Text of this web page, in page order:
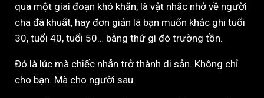
qua một giai đoạn khó khăn, là vật nhắc nhở về người
cha đã khuất, hay đơn giản là bạn muốn khắc ghi tuổi
30, tuổi 40, tuổi 50… bằng thứ gì đó trường tồn.
Đó là lúc mà chiếc nhẫn trở thành di sản. Không chỉ
cho bạn. Mà cho người sau.